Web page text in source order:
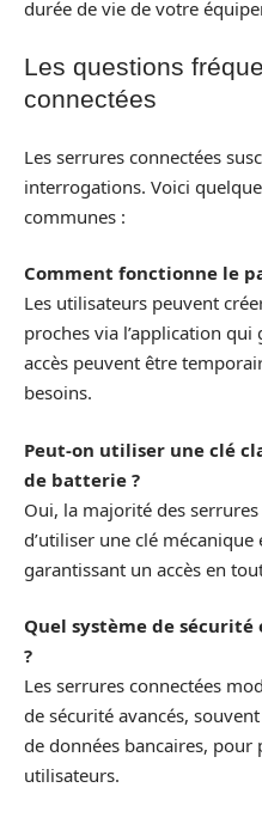
durée de vie de votre
Les questions
connectées
Les serrures connectées
interrogations. Voici
communes :
Comment fonctionne le
Les utilisateurs peuvent
proches via l’application qui
accès peuvent être
besoins.
Peut-on utiliser une clé
de batterie ?
Oui, la majorité des
d’utiliser une clé
garantissant un accès en
Quel système de
?
Les serrures connectées
de sécurité avancés,
de données bancaires,
utilisateurs.